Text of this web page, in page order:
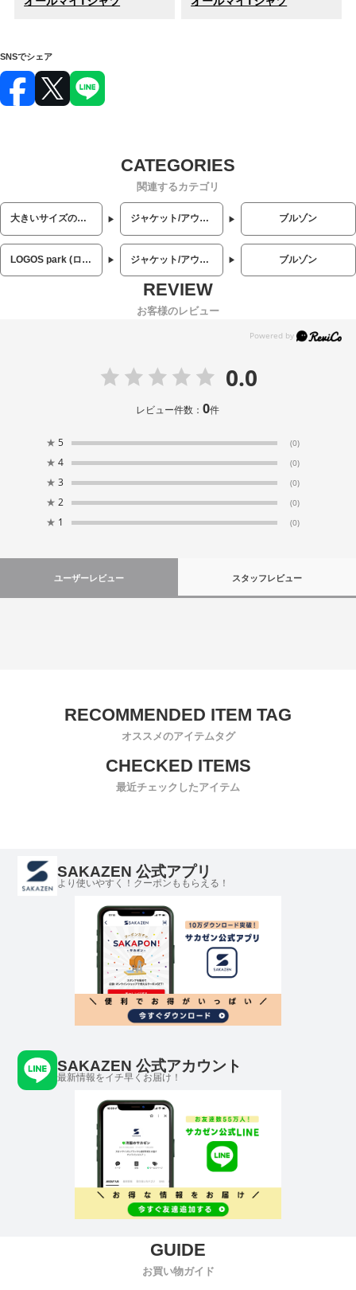
SNSでシェア
関連するカテゴリ
大きいサイズのメンズ服 ジャケット/アウター ブルゾン
LOGOS park (ロゴス パーク) ジャケット/アウター ブルゾン
お客様のレビュー
0.0
レビュー件数：0件
★ 5 (0)
★ 4 (0)
★ 3 (0)
★ 2 (0)
★ 1 (0)
ユーザーレビュー スタッフレビュー
オススメのアイテムタグ
最近チェックしたアイテム
SAKAZEN 公式アプリ
より使いやすく！クーポンももらえる！
SAKAZEN 公式アカウント
最新情報をイチ早くお届け！
お買い物ガイド